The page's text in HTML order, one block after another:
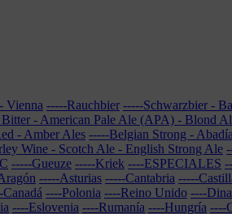
Vienna -----Rauchbier -----Schwarzbier -
- American Pale Ale (APA) - Blond
- Amber Ales -----Belgian Strong - Abadía
Wine - Scotch Ale - English Strong Ale
-----Gueuze -----Kriek ----ESPECIALES
-----Asturias -----Cantabria -----
----Polonia ----Reino Unido ----
----Eslovenia ----Rumanía ----Hungría ----